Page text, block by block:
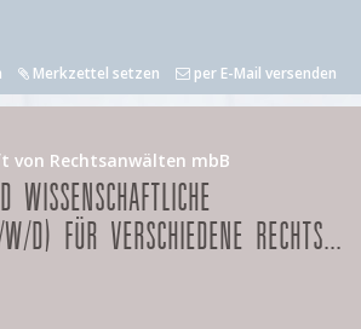
Merkzettel setzen per E-Mail versenden
von Rechtsanwälten mbB
WISSENSCHAFTLICHE
D) FÜR VERSCHIEDENE RECHTS...